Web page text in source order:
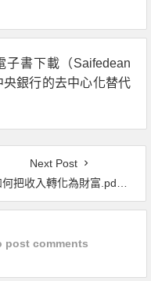
子書下載（Saifedean
央銀行的去中心化替代
Next Post
轉化為財富.pdf電子書下載（湯瑪斯 · 史丹利博士） 原來有錢人都這麼做2：經濟低迷時代學習有錢人致富的財務行為
post comments